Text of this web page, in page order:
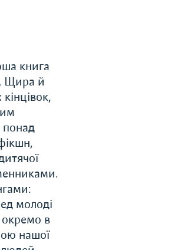
книга
Щира й
понад
молоді
окремо в
нашої